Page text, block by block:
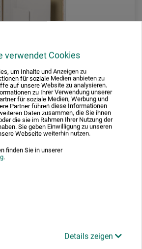
verwendet Cookies
um Inhalte und Anzeigen zu
für soziale Medien anbieten zu
auf unsere Website zu analysieren.
zu Ihrer Verwendung unserer
für soziale Medien, Werbung und
Partner führen diese Informationen
Daten zusammen, die Sie ihnen
die sie im Rahmen Ihrer Nutzung der
Sie geben Einwilligung zu unseren
Webseite weiterhin nutzen.
finden Sie in unserer
.
Details zeigen
– Profi-kvalitet
*